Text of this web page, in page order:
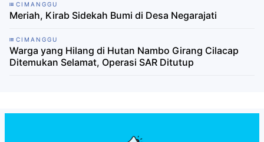
CIMANGGU
Meriah, Kirab Sidekah Bumi di Desa Negarajati
CIMANGGU
Warga yang Hilang di Hutan Nambo Girang Cilacap
Ditemukan Selamat, Operasi SAR Ditutup